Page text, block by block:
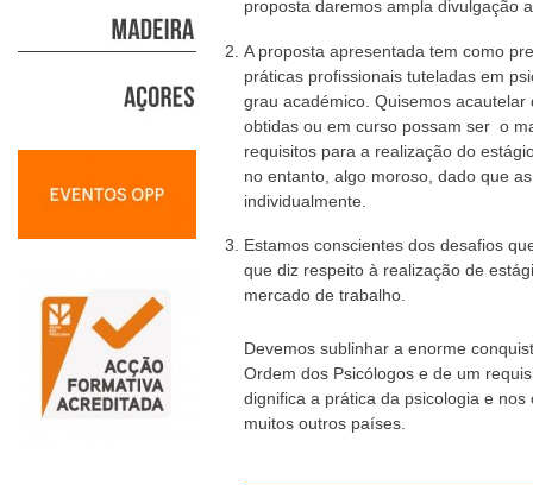
proposta daremos ampla divulgação
A proposta apresentada tem como
práticas profissionais tuteladas em
grau académico. Quisemos
obtidas ou em curso possam ser o
requisitos para a realização do
no entanto, algo moroso, dado que
individualmente.
Estamos conscientes dos desafios
que diz respeito à realização de
mercado de trabalho.
Devemos sublinhar a enorme
Ordem dos Psicólogos e de um
dignifica a prática da psicologia e
muitos outros países.